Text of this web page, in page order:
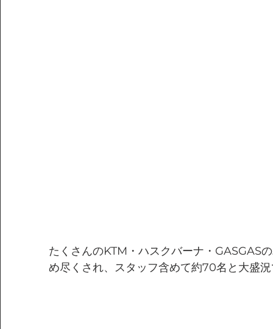
たくさんのKTM・ハスクバーナ・GASGAS
め尽くされ、スタッフ含めて約70名と大盛